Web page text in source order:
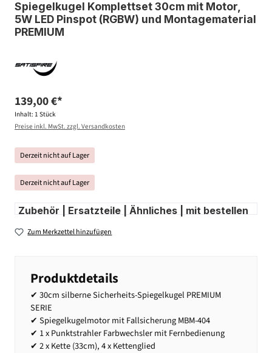
Spiegelkugel Komplettset 30cm mit Motor,
5W LED Pinspot (RGBW) und Montagematerial
PREMIUM
139,00 €*
Inhalt: 1 Stück
Preise inkl. MwSt. zzgl. Versandkosten
Derzeit nicht auf Lager
Derzeit nicht auf Lager
Zubehör | Ersatzteile | Ähnliches | mit bestellen
Zum Merkzettel hinzufügen
Produktdetails
✔ 30cm silberne Sicherheits-Spiegelkugel PREMIUM
SERIE
✔ Spiegelkugelmotor mit Fallsicherung MBM-404
✔ 1 x Punktstrahler Farbwechsler mit Fernbedienung
✔ 2 x Kette (33cm), 4 x Kettenglied